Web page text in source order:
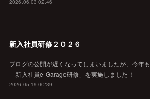
新入社員研修２０２６
ブログの公開が遅くなってしまいましたが、今年も
「新入社員e-Garage研修」を実施しました！
2026.05.19 00:39